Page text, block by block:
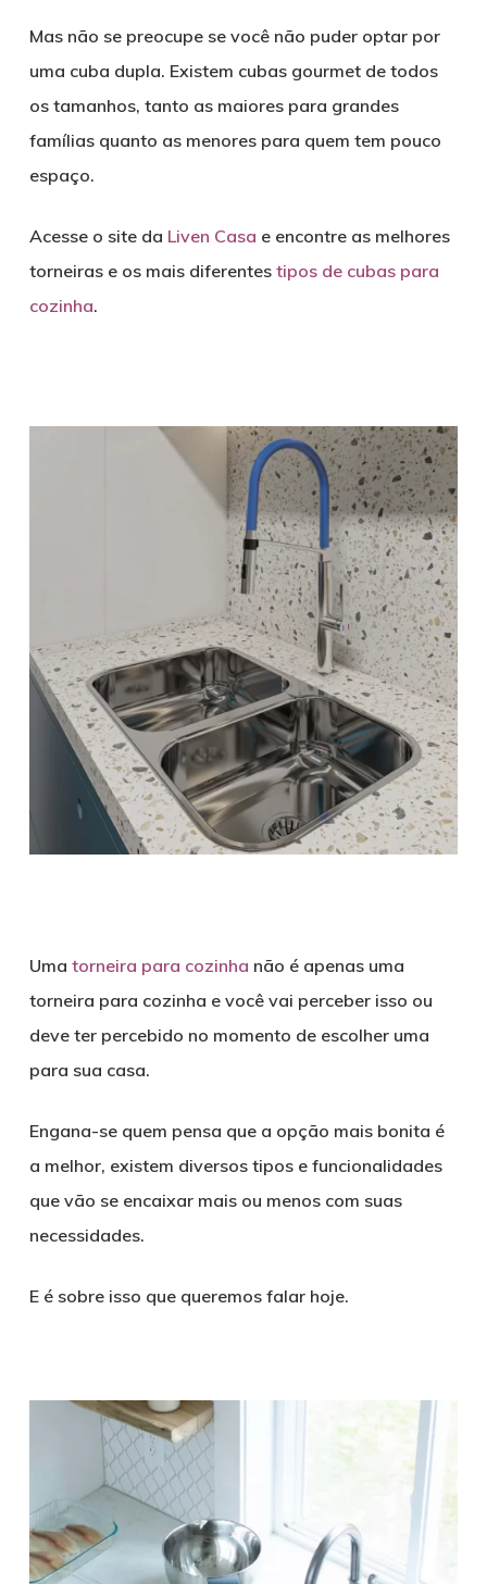
Mas não se preocupe se você não puder optar por
uma cuba dupla. Existem cubas gourmet de todos
os tamanhos, tanto as maiores para grandes
famílias quanto as menores para quem tem pouco
espaço.
Acesse o site da Liven Casa e encontre as melhores
torneiras e os mais diferentes tipos de cubas para
cozinha.
Uma torneira para cozinha não é apenas uma
torneira para cozinha e você vai perceber isso ou
deve ter percebido no momento de escolher uma
para sua casa.
Engana-se quem pensa que a opção mais bonita é
a melhor, existem diversos tipos e funcionalidades
que vão se encaixar mais ou menos com suas
necessidades.
E é sobre isso que queremos falar hoje.